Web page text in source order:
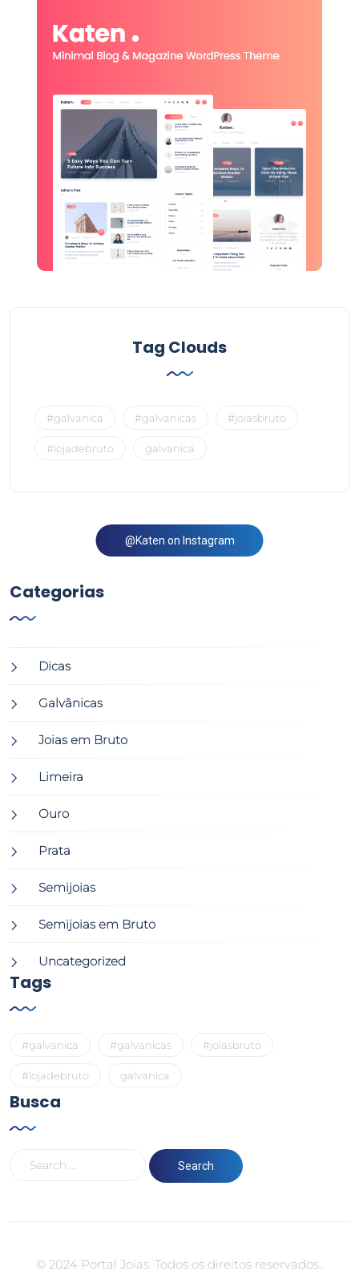
Tag Clouds
#galvanica #galvanicas #joiasbruto
#lojadebruto galvanica
@Katen on Instagram
Categorias
Dicas
Galvânicas
Joias em Bruto
Limeira
Ouro
Prata
Semijoias
Semijoias em Bruto
Uncategorized
Tags
#galvanica #galvanicas #joiasbruto
#lojadebruto galvanica
Busca
© 2024 Portal Joias. Todos os direitos reservados..